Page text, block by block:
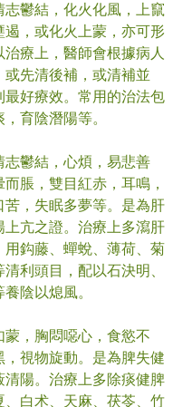
志鬱結，化火化風，上竄
遏，或化火上蒙，亦可形
治療上，醫師會根據病人
或先清後補，或清補並
最好療效。常用的治法包
育陰潛陽等。
志鬱結，心煩，易悲善
脹，雙目紅赤，耳鳴，
苦，失眠多夢等。是為肝
上亢之證。治療上多瀉肝
用鈎藤、蟬蛻、薄荷、菊
利頭目，配以石決明、
陰以熄風。
蒙，胸悶噁心，食慾不
，視物旋動。是為脾失健
清陽。治療上多除痰健脾
、白术、天麻、茯苓、竹